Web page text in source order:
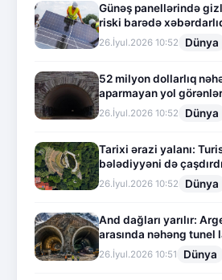
Günəş panellərində
riski barədə
26.İyul.2026 10:52 Dünya
52 milyon dollarlıq
aparmayan yol
26.İyul.2026 10:52 Dünya
Tarixi ərazi yalanı:
bələdiyyəni də çaşdırdı
26.İyul.2026 10:52 Dünya
And dağları yarılır:
arasında nəhəng tunel
26.İyul.2026 10:51 Dünya